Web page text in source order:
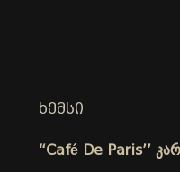
ᲮᲔᲛᲡᲘ
“Café De Paris’’